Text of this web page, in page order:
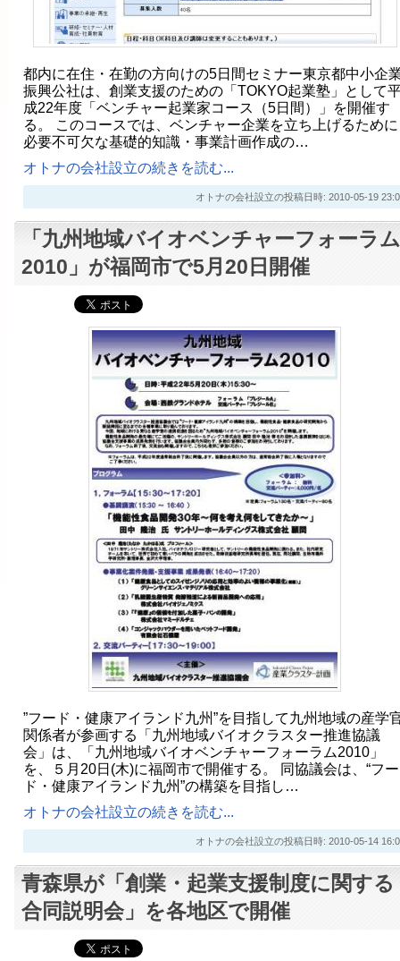
都内に在住・在勤の方向けの5日間セミナー東京都中小企
振興公社は、創業支援のための「TOKYO起業塾」として
成22年度「ベンチャー起業家コース（5日間）」を開催す
る。 このコースでは、ベンチャー企業を立ち上げるために
必要不可欠な基礎的知識・事業計画作成の…
オトナの会社設立の続きを読む...
オトナの会社設立の投稿日時: 2010-05-19
「九州地域バイオベンチャーフォーラム
2010」が福岡市で5月20日開催
”フード・健康アイランド九州”を目指して九州地域の産学
関係者が参画する「九州地域バイオクラスター推進協議
会」は、「九州地域バイオベンチャーフォーラム2010」
を、５月20日(木)に福岡市で開催する。 同協議会は、“フー
ド・健康アイランド九州”の構築を目指し…
オトナの会社設立の続きを読む...
オトナの会社設立の投稿日時: 2010-05-14
青森県が「創業・起業支援制度に関する
合同説明会」を各地区で開催